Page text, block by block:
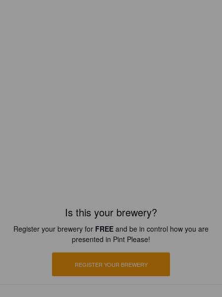
Is this your brewery?
Register your brewery for FREE and be in control how you are
presented in Pint Please!
REGISTER YOUR BREWERY